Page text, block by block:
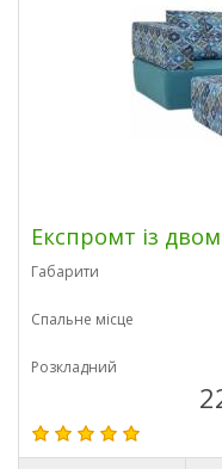
Експромт із
Габарити
Спальне місце
Розкладний